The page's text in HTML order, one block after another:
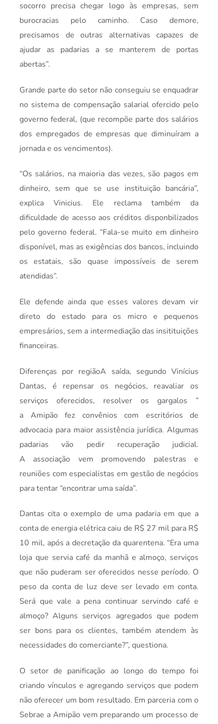
socorro precisa chegar logo às empresas, sem
burocracias pelo caminho. Caso demore,
precisamos de outras alternativas capazes de
ajudar as padarias a se manterem de portas
abertas”.
Grande parte do setor não conseguiu se enquadrar
no sistema de compensação salarial ofercido pelo
governo federal, (que recompõe parte dos salários
dos empregados de empresas que diminuíram a
jornada e os vencimentos).
“Os salários, na maioria das vezes, são pagos em
dinheiro, sem que se use instituição bancária”,
explica Vinicius. Ele reclama também da
dificuldade de acesso aos créditos disponbilizados
pelo governo federal. “Fala-se muito em dinheiro
disponível, mas as exigências dos bancos, incluindo
os estatais, são quase impossíveis de serem
atendidas”.
Ele defende ainda que esses valores devam vir
direto do estado para os micro e pequenos
empresários, sem a intermediação das insitituições
financeiras.
Diferenças por regiãoA saída, segundo Vinícius
Dantas, é repensar os negócios, reavaliar os
serviços oferecidos, resolver os gargalos ”
a Amipão fez convênios com escritórios de
advocacia para maior assistência jurídica. Algumas
padarias vão pedir recuperação judicial.
A associação vem promovendo palestras e
reuniões com especialistas em gestão de negócios
para tentar “encontrar uma saída”.
Dantas cita o exemplo de uma padaria em que a
conta de energia elétrica caiu de R$ 27 mil para R$
10 mil, após a decretação da quarentena. “Era uma
loja que servia café da manhã e almoço, serviços
que não puderam ser oferecidos nesse período. O
peso da conta de luz deve ser levado em conta.
Será que vale a pena continuar servindo café e
almoço? Alguns serviços agregados que podem
ser bons para os clientes, também atendem às
necessidades do comerciante?”, questiona.
O setor de panificação ao longo do tempo foi
criando vínculos e agregando serviços que podem
não oferecer um bom resultado. Em parceria com o
Sebrae a Amipão vem preparando um processo de